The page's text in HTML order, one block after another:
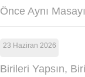
Önce Aynı
23 Haziran 2026
Birileri Yapsın,